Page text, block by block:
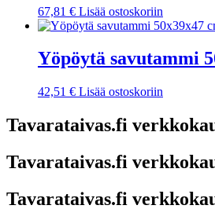
67,81 € Lisää ostoskoriin
Yöpöytä savutammi
42,51 € Lisää ostoskoriin
Tavarataivas.fi
Tavarataivas.fi
Tavarataivas.fi